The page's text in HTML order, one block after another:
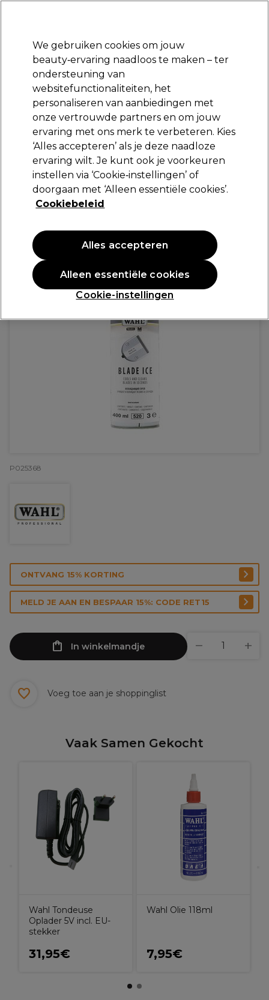
Aanmelden
Merken Deals Haar Elektra
Volgende dag geleverd*
Na verzending, maandag t/m vrijdag
Wahl Blade Ice Spray 400ml
10,16 €11,95 €
PROMOTIE
P025368
ONTVANG 15% KORTING
MELD JE AAN EN BESPAAR 15%: CODE RET15
In winkelmandje
Voeg toe aan je shoppinglist
Vaak Samen Gekocht
Wahl Tondeuse
Oplader 5V incl. EU-
stekker
31,95€
Wahl Olie 118ml
7,95€
We gebruiken cookies om jouw
beauty‑ervaring naadloos te maken – ter
ondersteuning van
websitefunctionaliteiten, het
personaliseren van aanbiedingen met
onze vertrouwde partners en om jouw
ervaring met ons merk te verbeteren. Kies
‘Alles accepteren’ als je deze naadloze
ervaring wilt. Je kunt ook je voorkeuren
instellen via ‘Cookie‑instellingen’ of
doorgaan met ‘Alleen essentiële cookies’.
Cookiebeleid
Cookie-instellingen
Alleen essentiële cookies
Alles accepteren